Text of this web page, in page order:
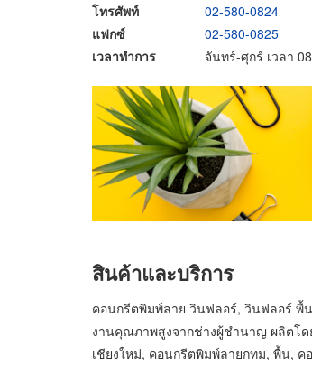
โทรศัพท์
02-580-0824
แฟกซ์
02-580-0825
เวลาทำการ
จันทร์-ศุกร์ เวลา
สินค้าและบริการ
คอนกรีตพิมพ์ลาย วินฟลอร์, วินฟลอร์ พื้
งานคุณภาพสูงจากช่างผู้ชำนาญ ผลิตโด
เชียงใหม่, คอนกรีตพิมพ์ลายกทม, พื้น,